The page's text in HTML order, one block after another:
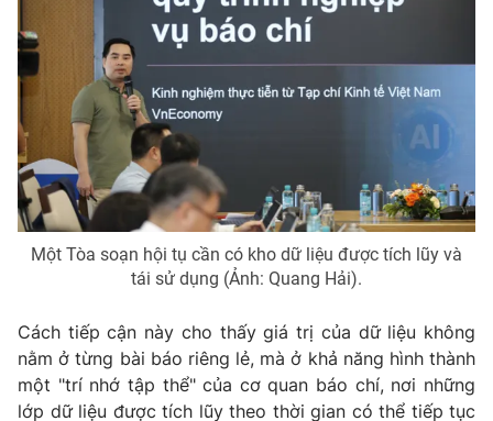
Một Tòa soạn hội tụ cần có kho dữ liệu được tích lũy và
tái sử dụng (Ảnh: Quang Hải).
Cách tiếp cận này cho thấy giá trị của dữ liệu không
nằm ở từng bài báo riêng lẻ, mà ở khả năng hình thành
một "trí nhớ tập thể" của cơ quan báo chí, nơi những
lớp dữ liệu được tích lũy theo thời gian có thể tiếp tục